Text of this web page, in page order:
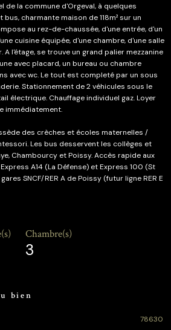
de la commune d'Orgeval, à quelques
charmante maison de 118m² sur un
au rez-de-chaussée, d'une entrée, d'un
cuisine équipée, d'une chambre, d'une salle
A l'étage, se trouve un grand palier mezzanine
avec placard, un bureau ou chambre
avec wc. Le tout est completé par un sous
Stationnement de 2 véhicules sous le
électrique. Chauffage individuel gaz. Loyer
immédiatement.
des crèches et écoles maternelles /
Les bus desservent les collèges et
Chambourcy et Poissy. Accès rapide aux
A14 (La Défense) et Express 100 (St
SNCF/RER A de Poissy (futur ligne RER E
Chambre(s)
3
bien
78630